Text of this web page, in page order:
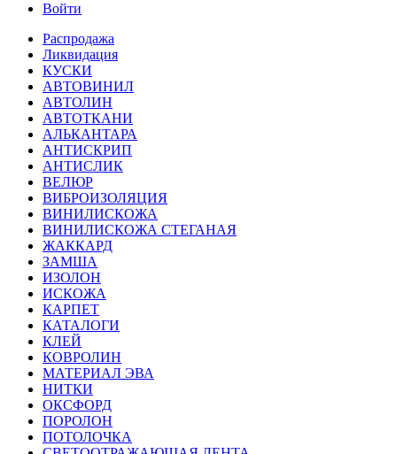
Войти
Распродажа
Ликвидация
КУСКИ
АВТОВИНИЛ
АВТОЛИН
АВТОТКАНИ
АЛЬКАНТАРА
АНТИСКРИП
АНТИСЛИК
ВЕЛЮР
ВИБРОИЗОЛЯЦИЯ
ВИНИЛИСКОЖА
ВИНИЛИСКОЖА СТЕГАНАЯ
ЖАККАРД
ЗАМША
ИЗОЛОН
ИСКОЖА
КАРПЕТ
КАТАЛОГИ
КЛЕЙ
КОВРОЛИН
МАТЕРИАЛ ЭВА
НИТКИ
ОКСФОРД
ПОРОЛОН
ПОТОЛОЧКА